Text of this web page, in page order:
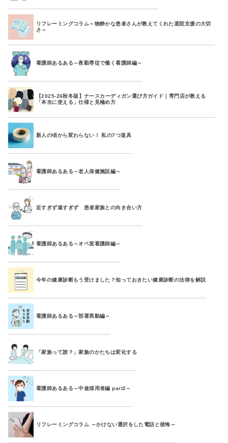
リフレーミングコラム～物静かな患者さんが教えてくれた退院支援の大切
さ～
看護師あるある～夜勤専従で働く看護師編～
【2025-26秋冬版】ナースカーディガン選び方ガイド｜専門店が教える
「本当に使える」仕様と見極め方
新人の頃から変わらない！ 私の7つ道具
看護師あるある～老人保健施設編～
近すぎず遠すぎず 患者家族との向き合い方
看護師あるある～オペ室看護師編～
今年の健康診断もう受けました？知っておきたい健康診断の法律を解説
看護師あるある～部署異動編～
「家族って誰？」家族のかたちは変化する
看護師あるある～中途採用者編 part2～
リフレーミングコラム ～かけない選択をした電話と後悔～